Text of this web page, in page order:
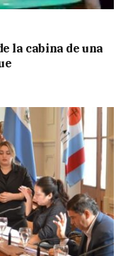
la cabina de una